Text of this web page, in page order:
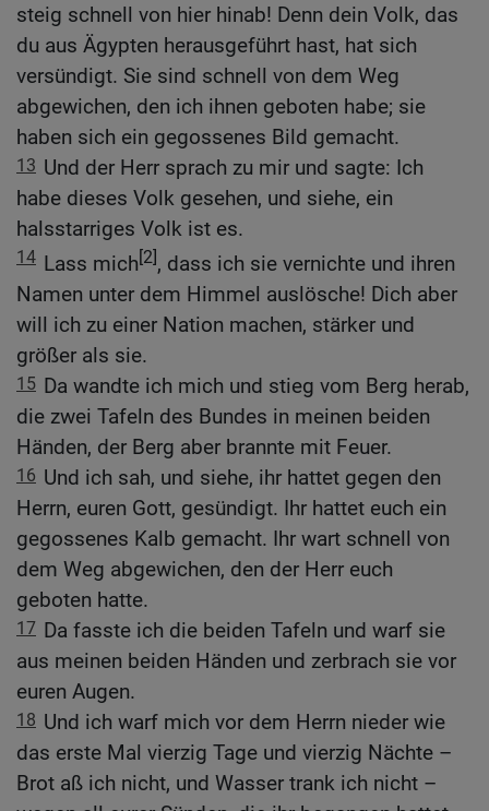
steig schnell von hier hinab! Denn dein Volk, das
du aus Ägypten herausgeführt hast, hat sich
versündigt. Sie sind schnell von dem Weg
abgewichen, den ich ihnen geboten habe; sie
haben sich ein gegossenes Bild gemacht.
13 Und der Herr sprach zu mir und sagte: Ich
habe dieses Volk gesehen, und siehe, ein
halsstarriges Volk ist es.
14 Lass mich[2], dass ich sie vernichte und ihren
Namen unter dem Himmel auslösche! Dich aber
will ich zu einer Nation machen, stärker und
größer als sie.
15 Da wandte ich mich und stieg vom Berg herab,
die zwei Tafeln des Bundes in meinen beiden
Händen, der Berg aber brannte mit Feuer.
16 Und ich sah, und siehe, ihr hattet gegen den
Herrn, euren Gott, gesündigt. Ihr hattet euch ein
gegossenes Kalb gemacht. Ihr wart schnell von
dem Weg abgewichen, den der Herr euch
geboten hatte.
17 Da fasste ich die beiden Tafeln und warf sie
aus meinen beiden Händen und zerbrach sie vor
euren Augen.
18 Und ich warf mich vor dem Herrn nieder wie
das erste Mal vierzig Tage und vierzig Nächte –
Brot aß ich nicht, und Wasser trank ich nicht –